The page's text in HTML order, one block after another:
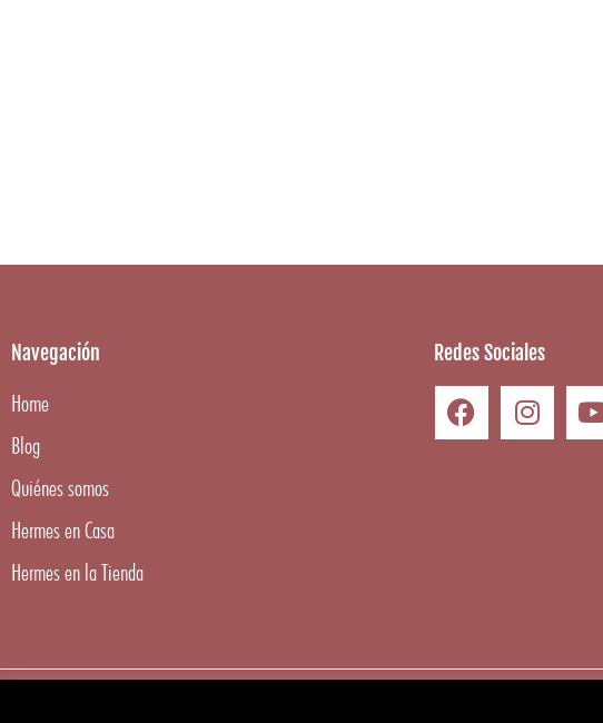
Navegación
Home
Blog
Quiénes somos
Hermes en Casa
Hermes en la Tienda
Redes Sociales